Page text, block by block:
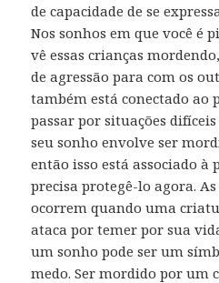
de capacidade de se
Nos sonhos em que você é
vê essas crianças
de agressão para com os
também está conectado ao
passar por situações
seu sonho envolve ser
então isso está associado à
precisa protegê-lo agora.
ocorrem quando uma
ataca por temer por sua
um sonho pode ser um
medo. Ser mordido por um